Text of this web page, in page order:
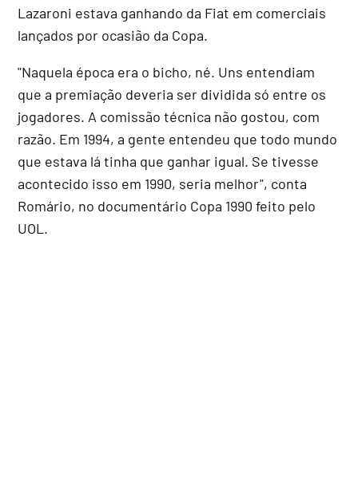
Lazaroni estava ganhando da Fiat em comerciais
lançados por ocasião da Copa.
"Naquela época era o bicho, né. Uns entendiam
que a premiação deveria ser dividida só entre os
jogadores. A comissão técnica não gostou, com
razão. Em 1994, a gente entendeu que todo mundo
que estava lá tinha que ganhar igual. Se tivesse
acontecido isso em 1990, seria melhor", conta
Romário, no documentário Copa 1990 feito pelo
UOL.